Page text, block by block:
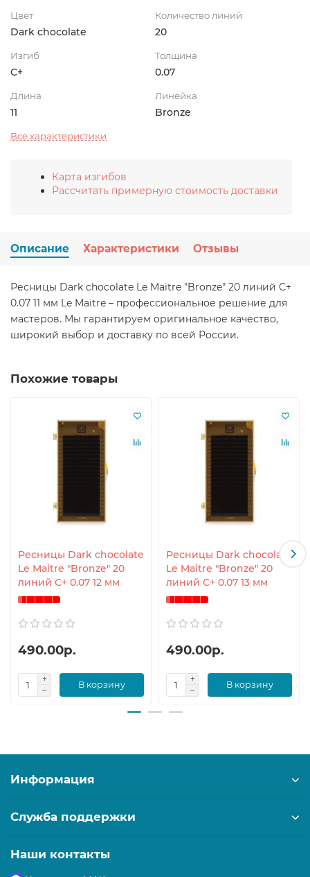
Цвет
Dark chocolate
Количество линий
20
Изгиб
C+
Толщина
0.07
Длина
11
Линейка
Bronze
Все характеристики
Карта изгибов
Рассчитать примерную стоимость доставки
Описание Характеристики Отзывы
Ресницы Dark chocolate Le Maitre "Bronze" 20 линий C+
0.07 11 мм Le Maitre – профессиональное решение для
мастеров. Мы гарантируем оригинальное качество,
широкий выбор и доставку по всей России.
Похожие товары
Ресницы Dark chocolate
Le Maitre "Bronze" 20
линий C+ 0.07 12 мм
490.00р.
В корзину
Ресницы Dark chocolate
Le Maitre "Bronze" 20
линий C+ 0.07 13 мм
490.00р.
В корзину
Информация
Служба поддержки
Наши контакты